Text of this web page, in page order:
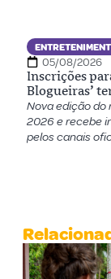
05/08/2026
Inscrições
Blogueiras’
Nova edição do
2026 e recebe
pelos canais